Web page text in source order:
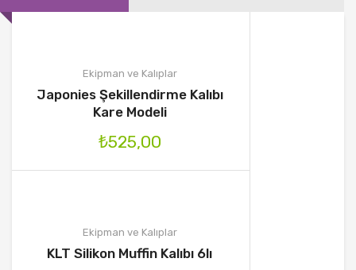
Ekipman ve Kalıplar
Japonies Şekillendirme Kalıbı
Kare Modeli
₺525,00
Ekipman ve Kalıplar
KLT Silikon Muffin Kalıbı 6lı